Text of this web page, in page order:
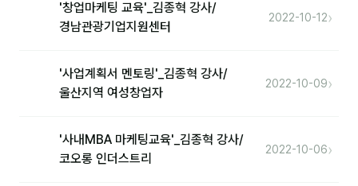
'창업마케팅 교육'_김종혁 강사/
경남관광기업지원센터
2022-10-12›
'사업계획서 멘토링'_김종혁 강사/
울산지역 여성창업자
2022-10-09›
'사내MBA 마케팅교육'_김종혁 강사/
코오롱 인더스트리
2022-10-06›